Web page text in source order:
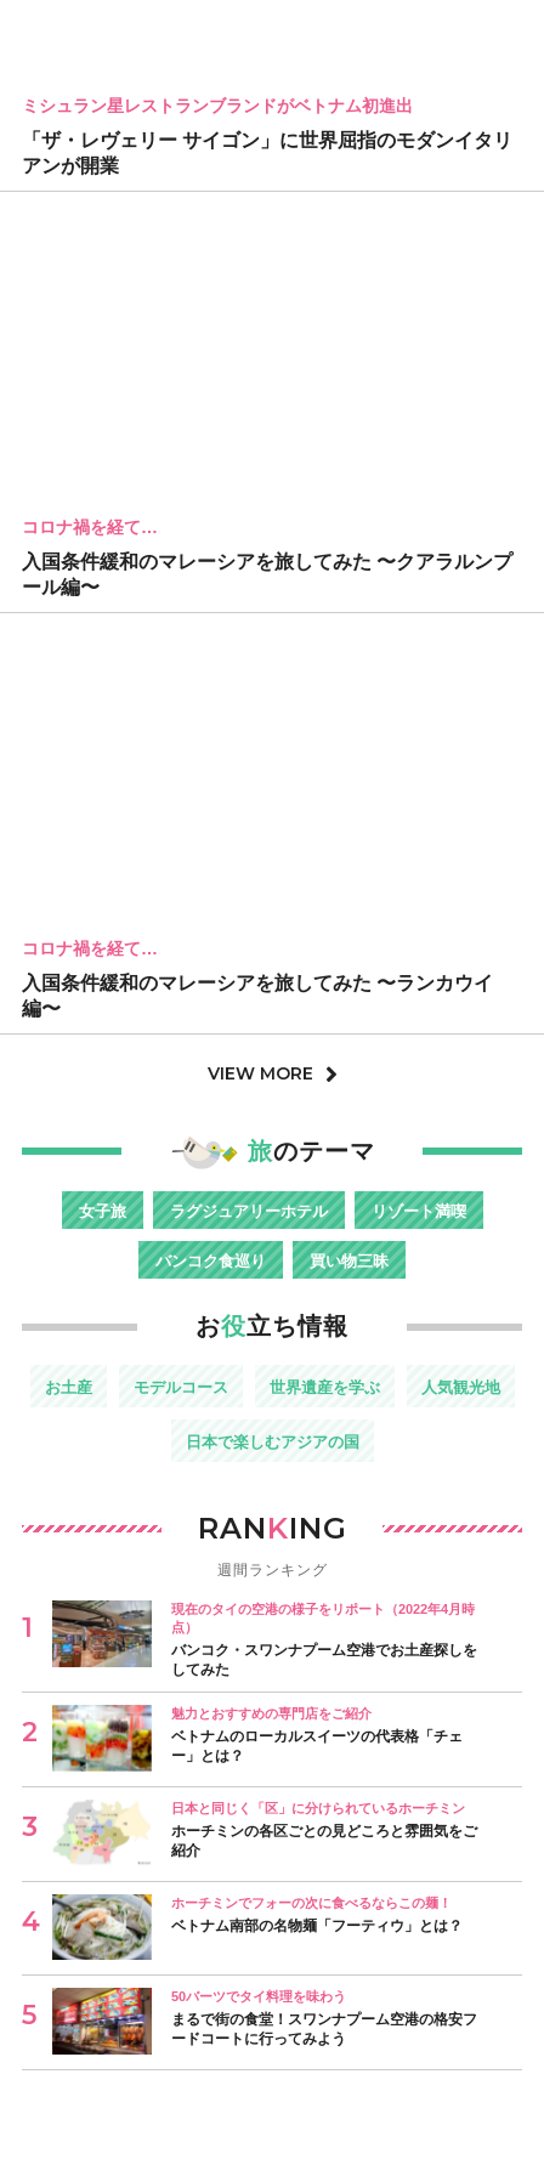
ミシュラン星レストランブランドがベトナム初進出
「ザ・レヴェリー サイゴン」に世界屈指のモダンイタリ
アンが開業
コロナ禍を経て…
入国条件緩和のマレーシアを旅してみた 〜クアラルンプ
ール編〜
コロナ禍を経て…
入国条件緩和のマレーシアを旅してみた 〜ランカウイ
編〜
VIEW MORE
旅のテーマ
女子旅 ラグジュアリーホテル リゾート満喫
バンコク食巡り 買い物三昧
お役立ち情報
お土産 モデルコース 世界遺産を学ぶ 人気観光地
日本で楽しむアジアの国
RANKING
週間ランキング
現在のタイの空港の様子をリポート（2022年4月時
点）
バンコク・スワンナプーム空港でお土産探しを
してみた
魅力とおすすめの専門店をご紹介
ベトナムのローカルスイーツの代表格「チェ
ー」とは？
日本と同じく「区」に分けられているホーチミン
ホーチミンの各区ごとの見どころと雰囲気をご
紹介
ホーチミンでフォーの次に食べるならこの麺！
ベトナム南部の名物麺「フーティウ」とは？
50バーツでタイ料理を味わう
まるで街の食堂！スワンナプーム空港の格安フ
ードコートに行ってみよう